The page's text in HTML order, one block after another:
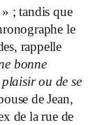
; tandis que
le
rappelle
bonne
ou de se
de Jean,
de la rue de